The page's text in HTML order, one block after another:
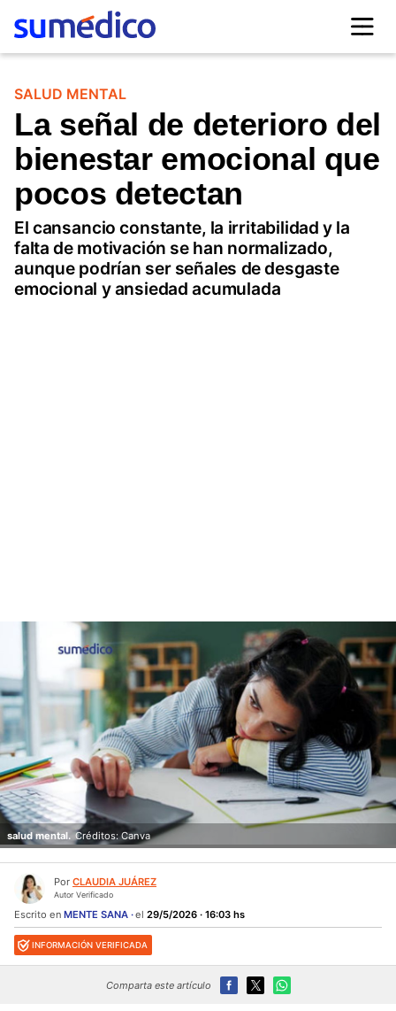
SALUD MENTAL
La señal de deterioro del
bienestar emocional que
pocos detectan
El cansancio constante, la irritabilidad y la
falta de motivación se han normalizado,
aunque podrían ser señales de desgaste
emocional y ansiedad acumulada
salud mental. Créditos: Canva
Por CLAUDIA JUÁREZ
Autor Verificado
Escrito en MENTE SANA el 29/5/2026 · 16:03 hs
INFORMACIÓN VERIFICADA
Comparta este artículo